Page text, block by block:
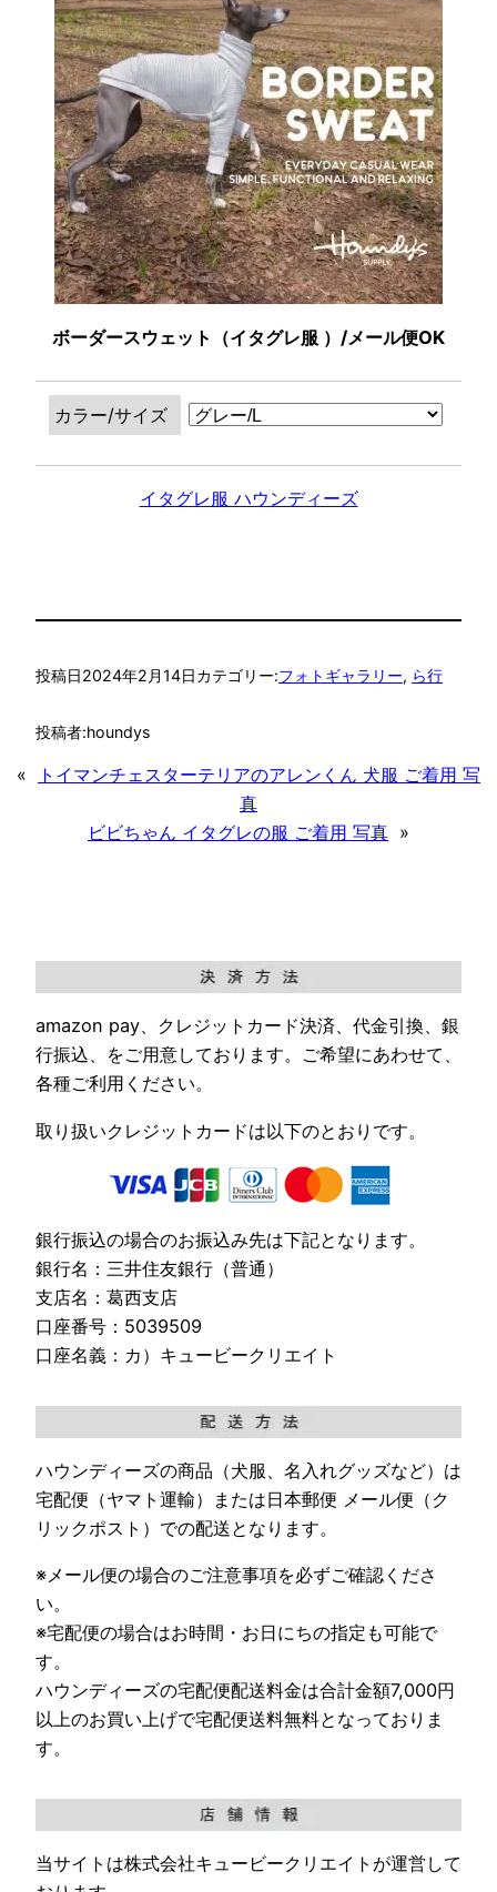
ボーダースウェット（イタグレ服 ）/メール便OK
カラー/サイズ
イタグレ服 ハウンディーズ
投稿日2024年2月14日カテゴリー:フォトギャラリー, ら行
投稿者:houndys
«
トイマンチェスターテリアのアレンくん 犬服 ご着用 写
真
ビビちゃん イタグレの服 ご着用 写真 »
amazon pay、クレジットカード決済、代金引換、銀
行振込、をご用意しております。ご希望にあわせて、
各種ご利用ください。
取り扱いクレジットカードは以下のとおりです。
銀行振込の場合のお振込み先は下記となります。
銀行名：三井住友銀行（普通）
支店名：葛西支店
口座番号：5039509
口座名義：カ）キュービークリエイト
ハウンディーズの商品（犬服、名入れグッズなど）は
宅配便（ヤマト運輸）または日本郵便 メール便（ク
リックポスト）での配送となります。
※メール便の場合のご注意事項を必ずご確認くださ
い。
※宅配便の場合はお時間・お日にちの指定も可能で
す。
ハウンディーズの宅配便配送料金は合計金額7,000円
以上のお買い上げで宅配便送料無料となっておりま
す。
当サイトは株式会社キュービークリエイトが運営して